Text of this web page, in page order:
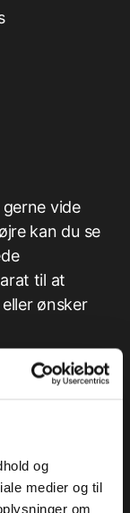
og
medier og til
om
vide
kan du se
til at
ønsker
hvis du har